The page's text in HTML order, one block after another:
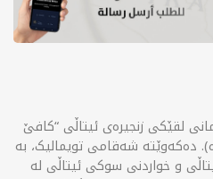
لقێکی زنجیرەی ئیتاڵی “کافێ
1870 دامەزراوە). دەکەوێتە شەقامی تویمالیک، بە
و خواردنی سوکی ئیتاڵی لە